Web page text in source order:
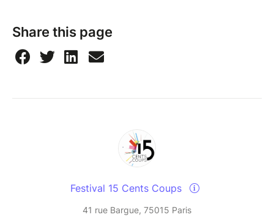
Share this page
Festival 15 Cents Coups
41 rue Bargue, 75015 Paris